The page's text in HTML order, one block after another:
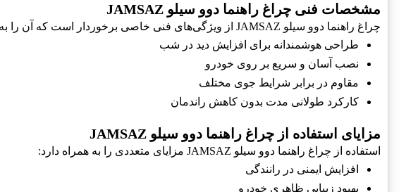
مشخصات فنی چراغ راهنما دوو سیلو JAMSAZ
چراغ راهنما دوو سیلو JAMSAZ از ویژگی‌های فنی خاصی برخوردار است که آن را به یکی از بهترین گزینه‌ها برای خودروی دوو تبدیل می‌کند:
طراحی هوشمندانه برای افزایش دید در شب
نصب آسان و سریع بر روی خودرو
مقاوم در برابر شرایط جوی مختلف
کارکرد طولانی مدت بدون کاهش راندمان
مزایای استفاده از چراغ راهنما دوو سیلو JAMSAZ
استفاده از چراغ راهنما دوو سیلو JAMSAZ مزایای متعددی را به همراه دارد:
افزایش ایمنی در رانندگی
بهبود زیبایی ظاهری خودرو